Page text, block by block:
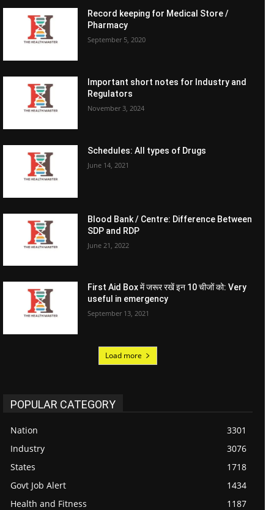
Record keeping for Medical Store /
Pharmacy
September 5, 2020
Important short notes for Industry and
Regulators
November 3, 2024
Schedules: All types of Drugs
June 14, 2021
Blood Bank / Centre: Difference Between
SDP and RDP
June 21, 2022
First Aid Box में जरूर रखें इन 10 चीजों को: Very
useful in emergency
September 13, 2021
Load more
POPULAR CATEGORY
Nation
3301
Industry
3076
States
1718
Govt Job Alert
1434
Health and Fitness
1187